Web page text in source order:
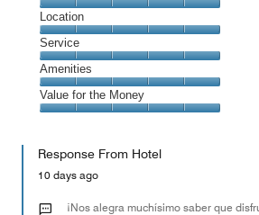
4
out
of
5
Dining,
5
out
of
5
Location
Location,
5
out
of
5
Service
Service,
5
out
Amenities
Amenities,
5
of
Value for the Money
the
Money,
out
Response From Hotel
10 days ago
¡Nos alegra muchísimo saber que